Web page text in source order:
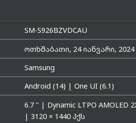
SM-S926BZVDCAU
ოთხშაბათი, 24 იანვარი, 2024
Samsung
Android (14) |One UI (6.1)
6.7 " | Dynamic LTPO AMOLED
|3120 × 1440 პქს